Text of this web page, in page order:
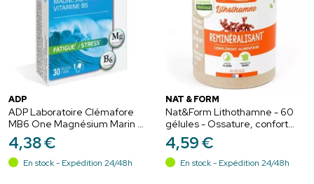
ADP
ADP Laboratoire Clémafore
MB6 One Magnésium Marin &
Vitamine B6 Énergie & Vitalité
- 30 Comprimés
4,38€
En stock - Expédition 24/48h
NAT & FORM
Nat&Form Lithothamne - 60
gélules - Ossature, confort
articulaire et équilibre acido-
basique
4,59€
En stock - Expédition 24/48h